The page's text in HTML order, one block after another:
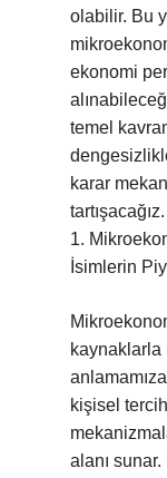
olabilir. Bu
ekonomi
temel
karar
tartışacağız.
1.
İsimlerin
kaynaklarla
kişisel
alanı